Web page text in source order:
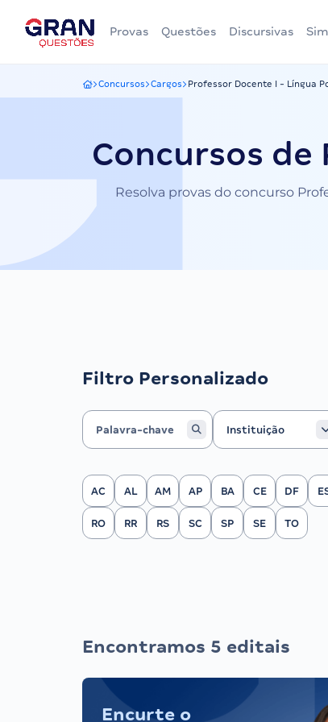
Provas Questões Discursivas
Gran Questões
Concursos Cargos Professor Docente I - Língua
Concursos
Resolva provas do concurso
Filtro Personalizado
Instituição
Instituição
Filtrar por Estado
AC AL AM AP BA CE DF
RO RR RS SC SP SE TO
Encontramos 5 editais
Encurte o